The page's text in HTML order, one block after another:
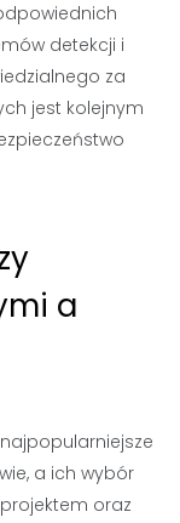
detekcji i
za
jest kolejnym
a
a ich wybór
oraz